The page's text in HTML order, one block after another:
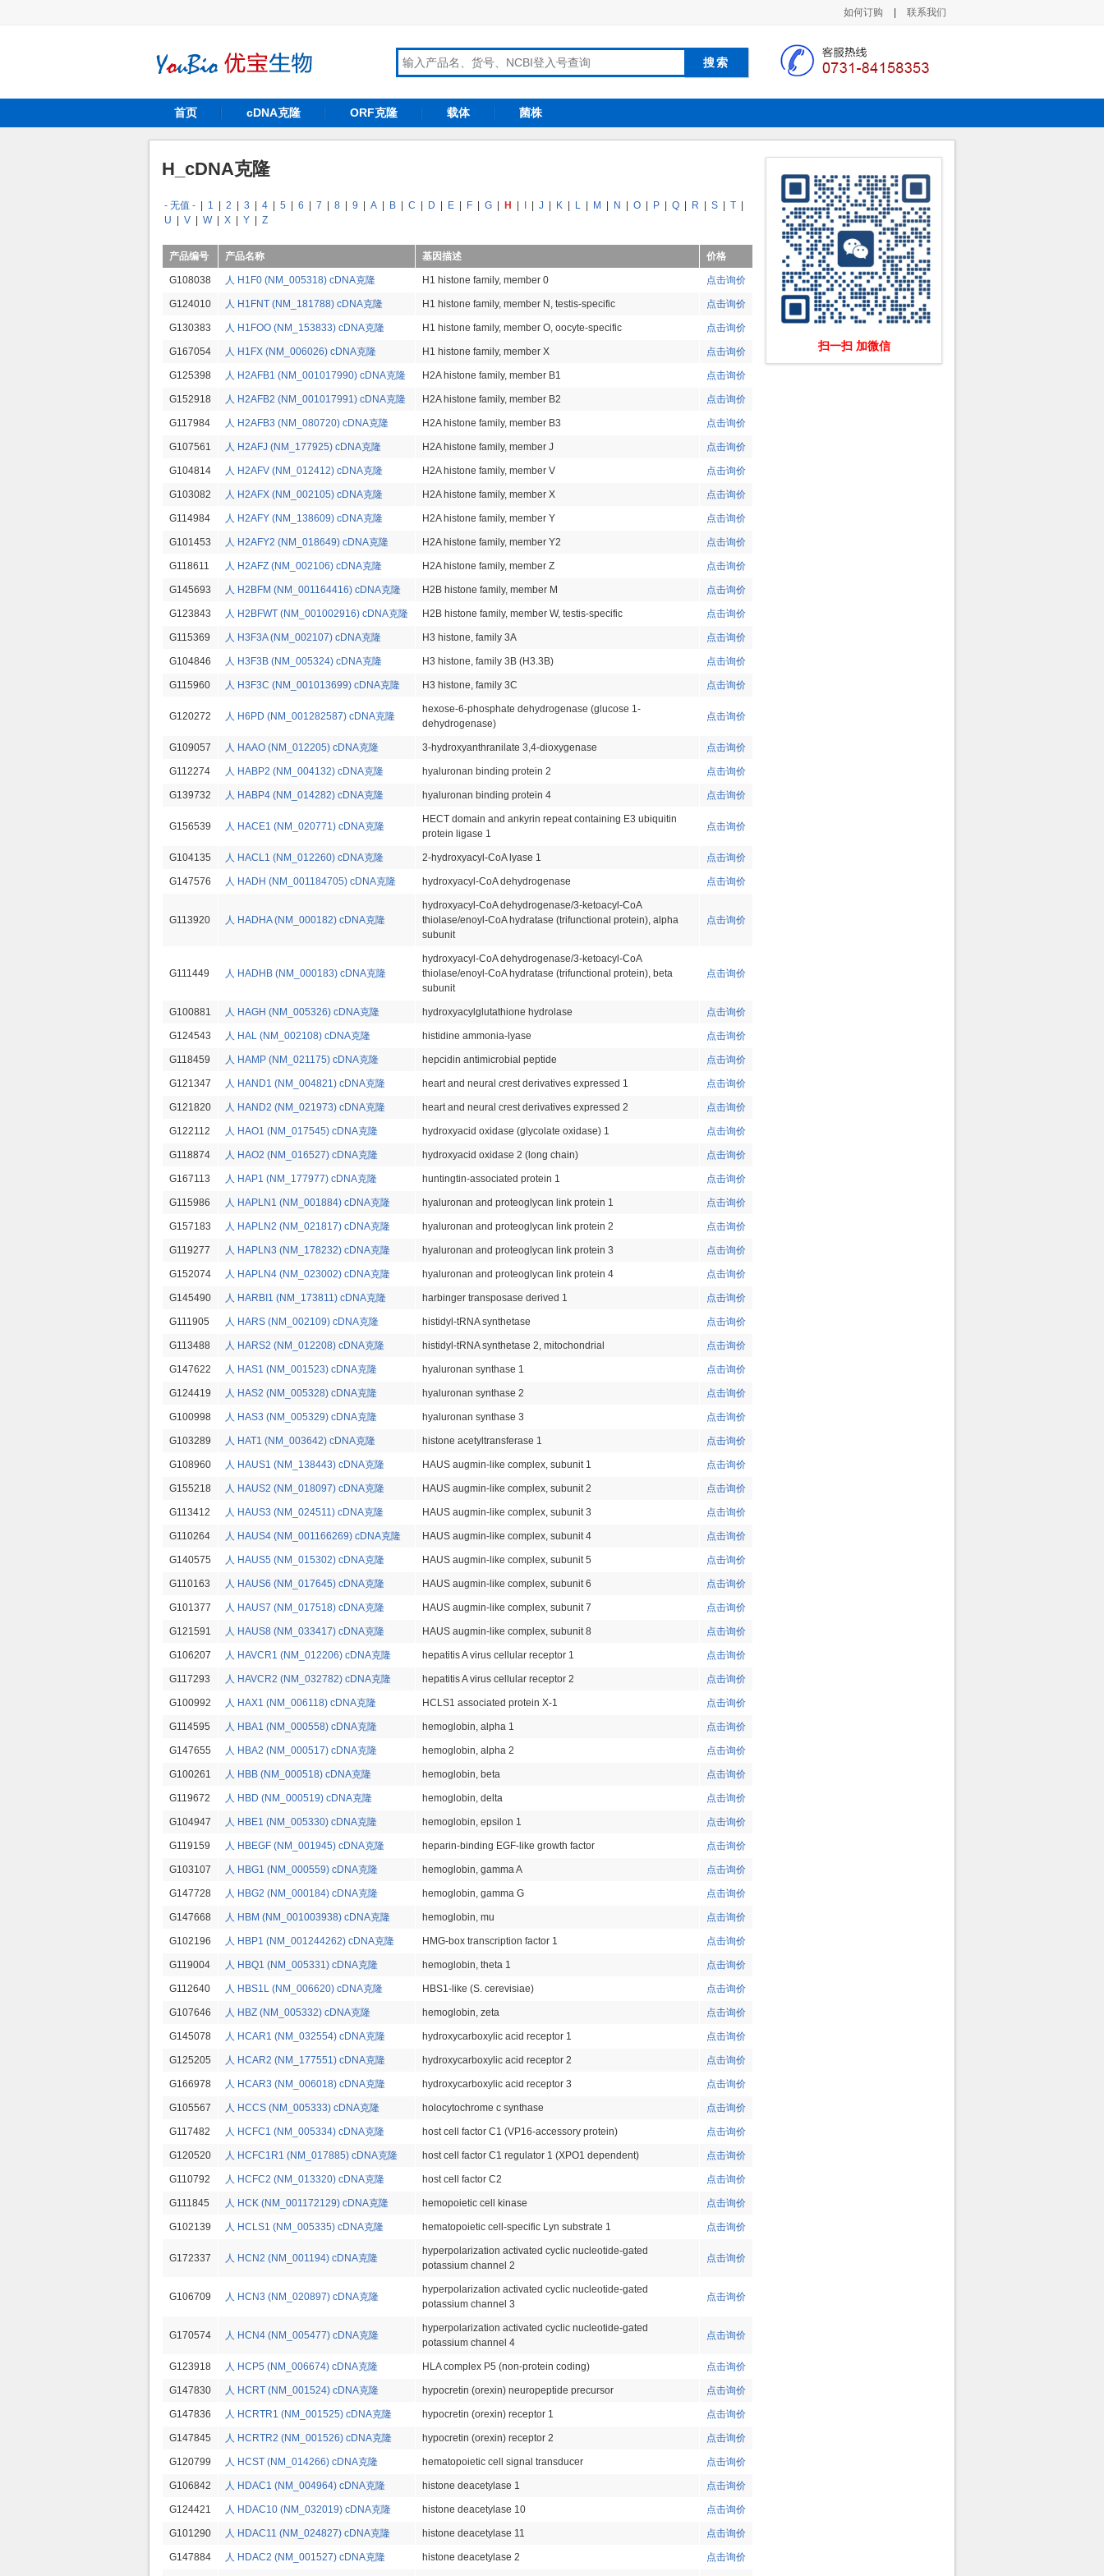
如何订购 联系我们
首页 cDNA克隆 ORF克隆 载体 菌株
H_cDNA克隆
- 无值 - 1 2 3 4 5 6 7 8 9 A B C D E F G H J K L M N O P Q R S T
U
V W X Y Z
产品编号 产品名称 基因描述 价格
G108038 人 H1F0 (NM_005318) cDNA克隆 H1 histone family, member 0 点击询价
G124010 人 H1FNT (NM_181788) cDNA克隆 H1 histone family, member N, testis-specific 点击询价
G130383 人 H1FOO (NM_153833) cDNA克隆 H1 histone family, member O, oocyte-specific 点击询价
G167054 人 H1FX (NM_006026) cDNA克隆 H1 histone family, member X 点击询价
G125398 人 H2AFB1 (NM_001017990) cDNA克隆 H2A histone family, member B1 点击询价
G152918 人 H2AFB2 (NM_001017991) cDNA克隆 H2A histone family, member B2 点击询价
G117984 人 H2AFB3 (NM_080720) cDNA克隆 H2A histone family, member B3 点击询价
G107561 人 H2AFJ (NM_177925) cDNA克隆 H2A histone family, member J 点击询价
G104814 人 H2AFV (NM_012412) cDNA克隆 H2A histone family, member V 点击询价
G103082 人 H2AFX (NM_002105) cDNA克隆 H2A histone family, member X 点击询价
G114984 人 H2AFY (NM_138609) cDNA克隆 H2A histone family, member Y 点击询价
G101453 人 H2AFY2 (NM_018649) cDNA克隆 H2A histone family, member Y2 点击询价
G118611 人 H2AFZ (NM_002106) cDNA克隆 H2A histone family, member Z 点击询价
G145693 人 H2BFM (NM_001164416) cDNA克隆 H2B histone family, member M 点击询价
G123843 人 H2BFWT (NM_001002916) cDNA克隆 H2B histone family, member W, testis-specific 点击询价
G115369 人 H3F3A (NM_002107) cDNA克隆 H3 histone, family 3A 点击询价
G104846 人 H3F3B (NM_005324) cDNA克隆 H3 histone, family 3B (H3.3B) 点击询价
G115960 人 H3F3C (NM_001013699) cDNA克隆 H3 histone, family 3C 点击询价
G120272 人 H6PD (NM_001282587) cDNA克隆
hexose-6-phosphate dehydrogenase (glucose 1-
dehydrogenase)
点击询价
G109057 人 HAAO (NM_012205) cDNA克隆 3-hydroxyanthranilate 3,4-dioxygenase 点击询价
G112274 人 HABP2 (NM_004132) cDNA克隆 hyaluronan binding protein 2 点击询价
G139732 人 HABP4 (NM_014282) cDNA克隆 hyaluronan binding protein 4 点击询价
G156539 人 HACE1 (NM_020771) cDNA克隆
HECT domain and ankyrin repeat containing E3 ubiquitin
protein ligase 1
点击询价
G104135 人 HACL1 (NM_012260) cDNA克隆 2-hydroxyacyl-CoA lyase 1 点击询价
G147576 人 HADH (NM_001184705) cDNA克隆 hydroxyacyl-CoA dehydrogenase 点击询价
G113920 人 HADHA (NM_000182) cDNA克隆
hydroxyacyl-CoA dehydrogenase/3-ketoacyl-CoA
thiolase/enoyl-CoA hydratase (trifunctional protein), alpha
subunit
点击询价
G111449 人 HADHB (NM_000183) cDNA克隆
hydroxyacyl-CoA dehydrogenase/3-ketoacyl-CoA
thiolase/enoyl-CoA hydratase (trifunctional protein), beta
subunit
点击询价
G100881 人 HAGH (NM_005326) cDNA克隆 hydroxyacylglutathione hydrolase 点击询价
G124543 人 HAL (NM_002108) cDNA克隆 histidine ammonia-lyase 点击询价
G118459 人 HAMP (NM_021175) cDNA克隆 hepcidin antimicrobial peptide 点击询价
G121347 人 HAND1 (NM_004821) cDNA克隆 heart and neural crest derivatives expressed 1 点击询价
G121820 人 HAND2 (NM_021973) cDNA克隆 heart and neural crest derivatives expressed 2 点击询价
G122112 人 HAO1 (NM_017545) cDNA克隆 hydroxyacid oxidase (glycolate oxidase) 1 点击询价
G118874 人 HAO2 (NM_016527) cDNA克隆 hydroxyacid oxidase 2 (long chain) 点击询价
G167113 人 HAP1 (NM_177977) cDNA克隆 huntingtin-associated protein 1 点击询价
G115986 人 HAPLN1 (NM_001884) cDNA克隆 hyaluronan and proteoglycan link protein 1 点击询价
G157183 人 HAPLN2 (NM_021817) cDNA克隆 hyaluronan and proteoglycan link protein 2 点击询价
G119277 人 HAPLN3 (NM_178232) cDNA克隆 hyaluronan and proteoglycan link protein 3 点击询价
G152074 人 HAPLN4 (NM_023002) cDNA克隆 hyaluronan and proteoglycan link protein 4 点击询价
G145490 人 HARBI1 (NM_173811) cDNA克隆 harbinger transposase derived 1 点击询价
G111905 人 HARS (NM_002109) cDNA克隆 histidyl-tRNA synthetase 点击询价
G113488 人 HARS2 (NM_012208) cDNA克隆 histidyl-tRNA synthetase 2, mitochondrial 点击询价
G147622 人 HAS1 (NM_001523) cDNA克隆 hyaluronan synthase 1 点击询价
G124419 人 HAS2 (NM_005328) cDNA克隆 hyaluronan synthase 2 点击询价
G100998 人 HAS3 (NM_005329) cDNA克隆 hyaluronan synthase 3 点击询价
G103289 人 HAT1 (NM_003642) cDNA克隆 histone acetyltransferase 1 点击询价
G108960 人 HAUS1 (NM_138443) cDNA克隆 HAUS augmin-like complex, subunit 1 点击询价
G155218 人 HAUS2 (NM_018097) cDNA克隆 HAUS augmin-like complex, subunit 2 点击询价
G113412 人 HAUS3 (NM_024511) cDNA克隆 HAUS augmin-like complex, subunit 3 点击询价
G110264 人 HAUS4 (NM_001166269) cDNA克隆 HAUS augmin-like complex, subunit 4 点击询价
G140575 人 HAUS5 (NM_015302) cDNA克隆 HAUS augmin-like complex, subunit 5 点击询价
G110163 人 HAUS6 (NM_017645) cDNA克隆 HAUS augmin-like complex, subunit 6 点击询价
G101377 人 HAUS7 (NM_017518) cDNA克隆 HAUS augmin-like complex, subunit 7 点击询价
G121591 人 HAUS8 (NM_033417) cDNA克隆 HAUS augmin-like complex, subunit 8 点击询价
G106207 人 HAVCR1 (NM_012206) cDNA克隆 hepatitis A virus cellular receptor 1 点击询价
G117293 人 HAVCR2 (NM_032782) cDNA克隆 hepatitis A virus cellular receptor 2 点击询价
G100992 人 HAX1 (NM_006118) cDNA克隆 HCLS1 associated protein X-1 点击询价
G114595 人 HBA1 (NM_000558) cDNA克隆 hemoglobin, alpha 1 点击询价
G147655 人 HBA2 (NM_000517) cDNA克隆 hemoglobin, alpha 2 点击询价
G100261 人 HBB (NM_000518) cDNA克隆 hemoglobin, beta 点击询价
G119672 人 HBD (NM_000519) cDNA克隆 hemoglobin, delta 点击询价
G104947 人 HBE1 (NM_005330) cDNA克隆 hemoglobin, epsilon 1 点击询价
G119159 人 HBEGF (NM_001945) cDNA克隆 heparin-binding EGF-like growth factor 点击询价
G103107 人 HBG1 (NM_000559) cDNA克隆 hemoglobin, gamma A 点击询价
G147728 人 HBG2 (NM_000184) cDNA克隆 hemoglobin, gamma G 点击询价
G147668 人 HBM (NM_001003938) cDNA克隆 hemoglobin, mu 点击询价
G102196 人 HBP1 (NM_001244262) cDNA克隆 HMG-box transcription factor 1 点击询价
G119004 人 HBQ1 (NM_005331) cDNA克隆 hemoglobin, theta 1 点击询价
G112640 人 HBS1L (NM_006620) cDNA克隆 HBS1-like (S. cerevisiae) 点击询价
G107646 人 HBZ (NM_005332) cDNA克隆 hemoglobin, zeta 点击询价
G145078 人 HCAR1 (NM_032554) cDNA克隆 hydroxycarboxylic acid receptor 1 点击询价
G125205 人 HCAR2 (NM_177551) cDNA克隆 hydroxycarboxylic acid receptor 2 点击询价
G166978 人 HCAR3 (NM_006018) cDNA克隆 hydroxycarboxylic acid receptor 3 点击询价
G105567 人 HCCS (NM_005333) cDNA克隆 holocytochrome c synthase 点击询价
G117482 人 HCFC1 (NM_005334) cDNA克隆 host cell factor C1 (VP16-accessory protein) 点击询价
G120520 人 HCFC1R1 (NM_017885) cDNA克隆 host cell factor C1 regulator 1 (XPO1 dependent) 点击询价
G110792 人 HCFC2 (NM_013320) cDNA克隆 host cell factor C2 点击询价
G111845 人 HCK (NM_001172129) cDNA克隆 hemopoietic cell kinase 点击询价
G102139 人 HCLS1 (NM_005335) cDNA克隆 hematopoietic cell-specific Lyn substrate 1 点击询价
G172337 人 HCN2 (NM_001194) cDNA克隆
hyperpolarization activated cyclic nucleotide-gated
potassium channel 2
点击询价
G106709 人 HCN3 (NM_020897) cDNA克隆
hyperpolarization activated cyclic nucleotide-gated
potassium channel 3
点击询价
G170574 人 HCN4 (NM_005477) cDNA克隆
hyperpolarization activated cyclic nucleotide-gated
potassium channel 4
点击询价
G123918 人 HCP5 (NM_006674) cDNA克隆 HLA complex P5 (non-protein coding) 点击询价
G147830 人 HCRT (NM_001524) cDNA克隆 hypocretin (orexin) neuropeptide precursor 点击询价
G147836 人 HCRTR1 (NM_001525) cDNA克隆 hypocretin (orexin) receptor 1 点击询价
G147845 人 HCRTR2 (NM_001526) cDNA克隆 hypocretin (orexin) receptor 2 点击询价
G120799 人 HCST (NM_014266) cDNA克隆 hematopoietic cell signal transducer 点击询价
G106842 人 HDAC1 (NM_004964) cDNA克隆 histone deacetylase 1 点击询价
G124421 人 HDAC10 (NM_032019) cDNA克隆 histone deacetylase 10 点击询价
G101290 人 HDAC11 (NM_024827) cDNA克隆 histone deacetylase 11 点击询价
G147884 人 HDAC2 (NM_001527) cDNA克隆 histone deacetylase 2 点击询价
扫一扫 加微信